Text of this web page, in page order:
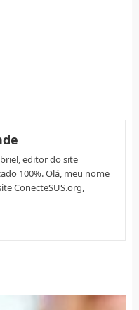
editor do site
100%. Olá, meu nome
ConecteSUS.org,